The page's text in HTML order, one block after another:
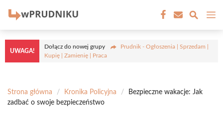
treści
UWAGA!
Dołącz do nowej grupy
Prudnik - Ogłoszenia | Sprzedam |
Kupię | Zamienię | Praca
Strona główna / Kronika Policyjna /
Bezpieczne wakacje: Jak
zadbać o swoje bezpieczeństwo